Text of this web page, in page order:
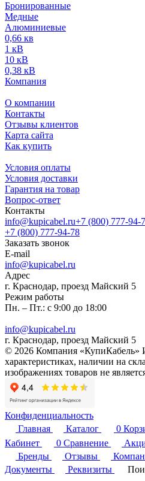
Бронированные
Медные
Алюминиевые
0,66 кв
1 кВ
10 кВ
0,38 кВ
Компания
О компании
Контакты
Отзывы клиентов
Карта сайта
Как купить
Условия оплаты
Условия доставки
Гарантия на товар
Вопрос-ответ
Контакты
info@kupicabel.ru+7 (800) 777-94-
+7 (800) 777-94-78
Заказать звонок
E-mail
info@kupicabel.ru
Адрес
г. Краснодар, проезд Майский 5
Режим работы
Пн. – Пт.: с 9:00 до 18:00
info@kupicabel.ru
г. Краснодар, проезд Майский 5
© 2026 Компания «КупиКабель»
характеристиках, наличии на
изображениях товаров не
Конфиденциальность
Главная
Каталог 0
Кабинет
0 Сравнение
Бренды
Отзывы
Документы
Реквизиты